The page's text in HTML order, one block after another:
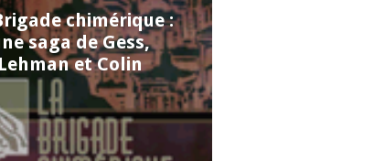
chimérique :
saga de Gess,
Lehman et Colin